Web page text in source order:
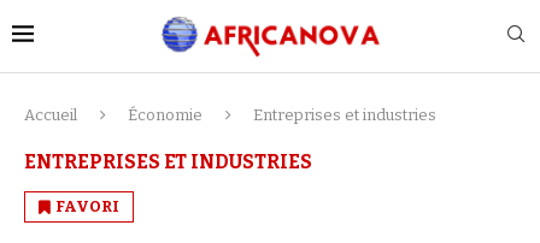
Accueil Économie Entreprises et industries
ENTREPRISES ET INDUSTRIES
FAVORI